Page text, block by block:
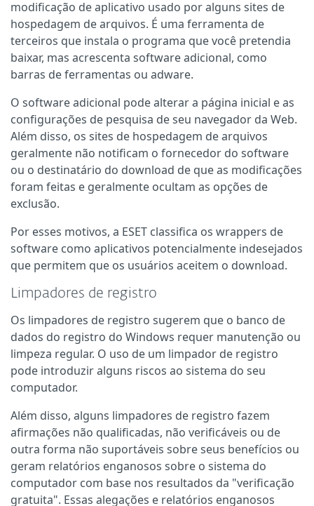
modificação de aplicativo usado por alguns sites de
hospedagem de arquivos. É uma ferramenta de
terceiros que instala o programa que você pretendia
baixar, mas acrescenta software adicional, como
barras de ferramentas ou adware.
O software adicional pode alterar a página inicial e as
configurações de pesquisa de seu navegador da Web.
Além disso, os sites de hospedagem de arquivos
geralmente não notificam o fornecedor do software
ou o destinatário do download de que as modificações
foram feitas e geralmente ocultam as opções de
exclusão.
Por esses motivos, a ESET classifica os wrappers de
software como aplicativos potencialmente indesejados
que permitem que os usuários aceitem o download.
Limpadores de registro
Os limpadores de registro sugerem que o banco de
dados do registro do Windows requer manutenção ou
limpeza regular. O uso de um limpador de registro
pode introduzir alguns riscos ao sistema do seu
computador.
Além disso, alguns limpadores de registro fazem
afirmações não qualificadas, não verificáveis ou de
outra forma não suportáveis sobre seus benefícios ou
geram relatórios enganosos sobre o sistema do
computador com base nos resultados da "verificação
gratuita". Essas alegações e relatórios enganosos